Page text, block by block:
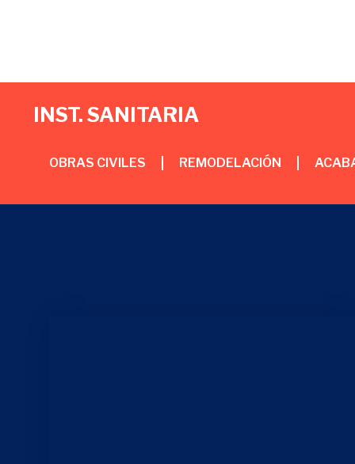
INST. SANITARIA
OBRAS CIVILES REMODELACIÓN